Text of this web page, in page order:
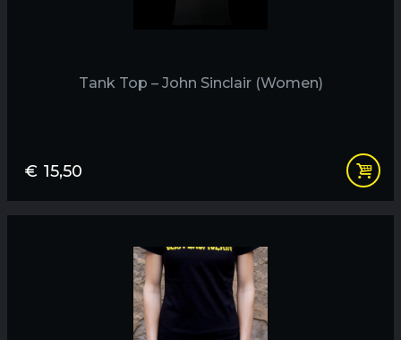
Tank Top – John Sinclair (Women)
€ 15,50